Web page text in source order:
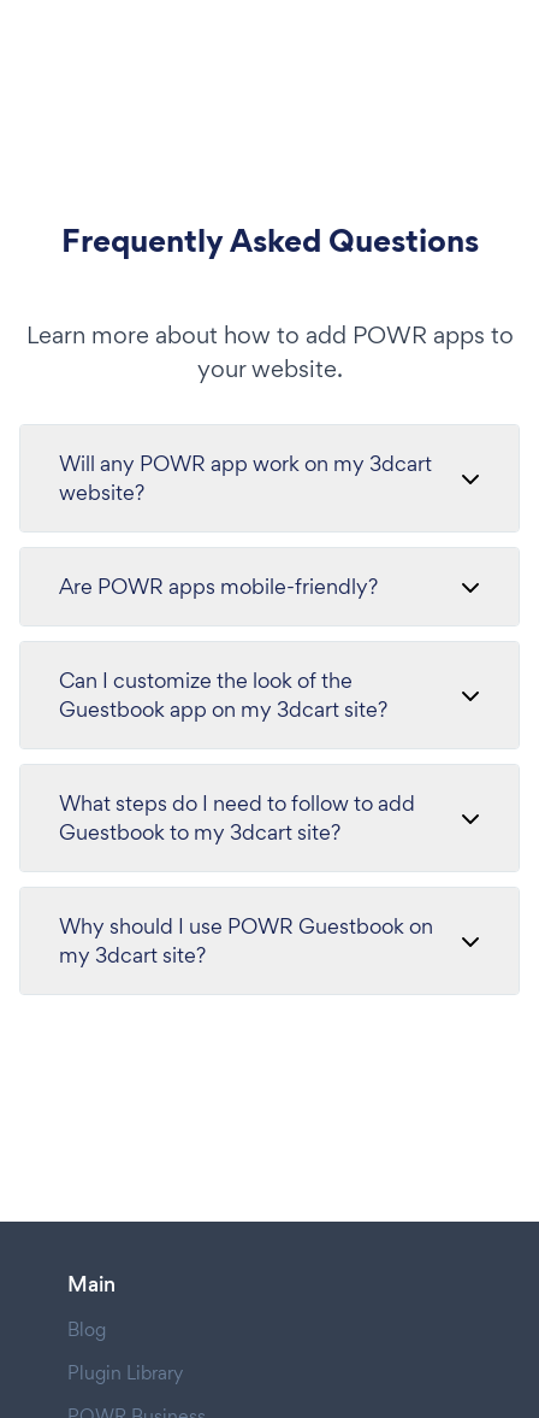
Frequently Asked Questions
Learn more about how to add POWR apps to
your website.
Will any POWR app work on my 3dcart
website?
Are POWR apps mobile-friendly?
Can I customize the look of the
Guestbook app on my 3dcart site?
What steps do I need to follow to add
Guestbook to my 3dcart site?
Why should I use POWR Guestbook on
my 3dcart site?
Main
Blog
Plugin Library